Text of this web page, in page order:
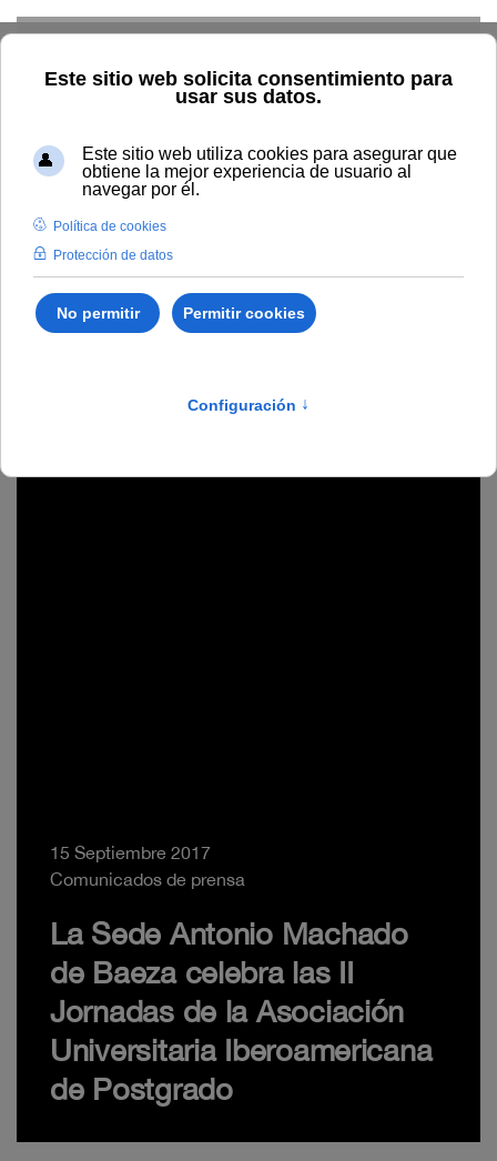
15 Septiembre 2017
Comunicados de prensa
La Sede Antonio Machado
de Baeza celebra las II
Jornadas de la Asociación
Universitaria Iberoamericana
de Postgrado